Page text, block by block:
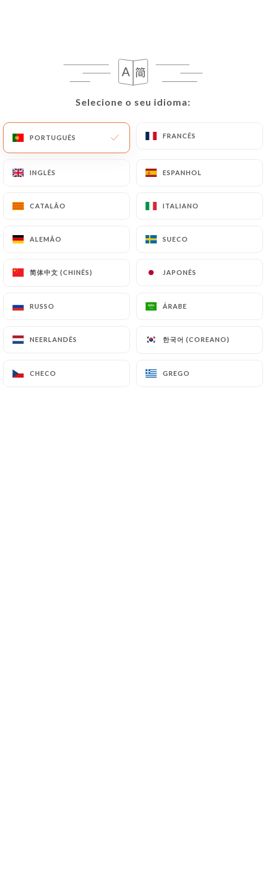
Selecione o seu idioma:
PORTUGUÊS FRANCÊS
INGLÊS ESPANHOL
CATALÃO ITALIANO
ALEMÃO SUECO
简体中文 (CHINÊS) JAPONÊS
RUSSO ÁRABE
NEERLANDÊS 한국어 (COREANO)
CHECO GREGO
Selecione o seu idioma:
PORTUGUÊS FRANCÊS
INGLÊS ESPANHOL
CATALÃO ITALIANO
ALEMÃO SUECO
简体中文 (CHINÊS) JAPONÊS
RUSSO ÁRABE
NEERLANDÊS 한국어 (COREANO)
CHECO GREGO